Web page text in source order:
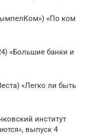
«По ком
«Большие банки и
«Легко ли быть
институт
выпуск 4